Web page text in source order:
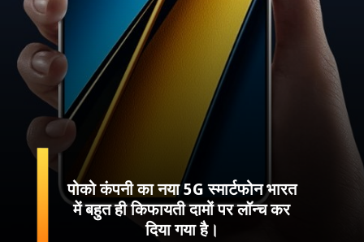
पोको कंपनी का नया 5G स्मार्टफोन भारत
में बहुत ही किफायती दामों पर लॉन्च कर
दिया गया है।